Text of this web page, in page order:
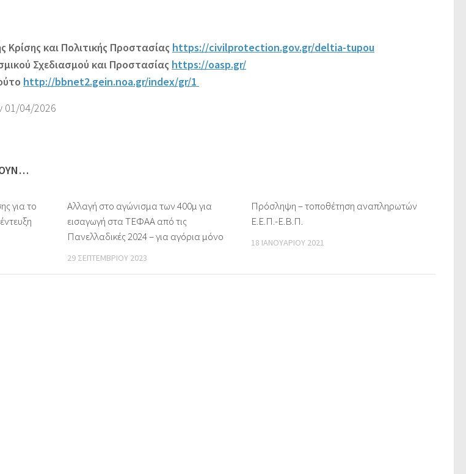
Κρίσης και Πολιτικής Προστασίας https://civilprotection.gov.gr/deltia-tupou
Σχεδιασμού και Προστασίας https://oasp.gr/
http://bbnet2.gein.noa.gr/index/gr/1
01/04/2026
για το
Αλλαγή στο αγώνισμα των 400μ για
εισαγωγή στα ΤΕΦΑΑ από τις
Πανελλαδικές 2024 – για αγόρια μόνο
29 ΣΕΠΤΕΜΒΡΊΟΥ 2023
Πρόσληψη – τοποθέτηση αναπληρωτών
Ε.Ε.Π.-Ε.Β.Π.
18 ΙΑΝΟΥΑΡΊΟΥ 2021